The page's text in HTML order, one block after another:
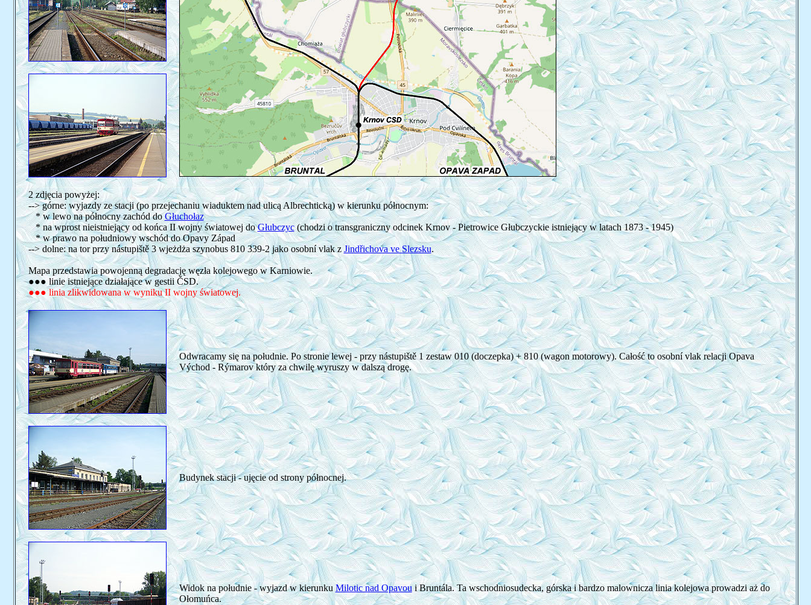
2 zdjęcia powyżej:
--> górne: wyjazdy ze stacji (po przejechaniu wiaduktem nad ulicą Albrechticką) w kierunku północnym:
* w lewo na północny zachód doGłuchołaz
* na wprost nieistniejący od końca II wojny światowej doGłubczyc(chodzi o transgraniczny odcinek Krnov - Pietrowice Głubczyckie istniejący w latach 1873 - 1945)
* w prawo na południowy wschód do Opavy Západ
--> dolne: na tor przy nástupiště 3 wjeżdża szynobus 810 339-2 jako osobní vlak zJindřichova ve Slezsku.
Mapa przedstawia powojenną degradację węzła kolejowego w Karniowie.
●●● linie istniejące działające w gestii ČSD.
●●● linia zlikwidowana w wyniku II wojny światowej.
Odwracamy się na południe. Po stronie lewej - przy nástupiště 1 zestaw 010 (doczepka) + 810 (wagon motorowy). Całość to osobní vlak relacji Opava
Východ - Rýmarov który za chwilę wyruszy w dalszą drogę.
Budynek stacji - ujęcie od strony północnej.
Widok na południe - wyjazd w kierunkuMilotic nad Opavoui Bruntála. Ta wschodniosudecka, górska i bardzo malownicza linia kolejowa prowadzi aż do
Ołomuńca.